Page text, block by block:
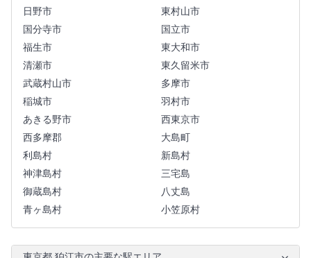
日野市
東村山市
国分寺市
国立市
福生市
東大和市
清瀬市
東久留米市
武蔵村山市
多摩市
稲城市
羽村市
あきる野市
西東京市
西多摩郡
大島町
利島村
新島村
神津島村
三宅島
御蔵島村
八丈島
青ヶ島村
小笠原村